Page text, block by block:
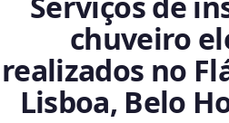
chuveiro
realizados no
Lisboa, Belo